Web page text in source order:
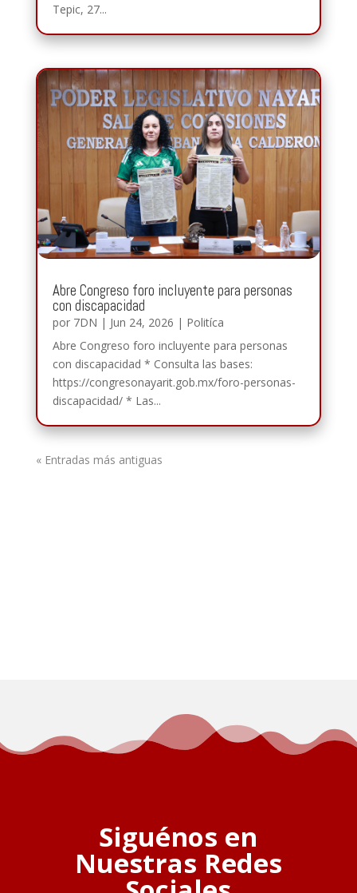
Tepic, 27...
Abre Congreso foro incluyente para personas
con discapacidad
por 7DN | Jun 24, 2026 | Politíca
Abre Congreso foro incluyente para personas
con discapacidad * Consulta las bases:
https://congresonayarit.gob.mx/foro-personas-
discapacidad/ * Las...
« Entradas más antiguas
Siguénos en
Nuestras Redes